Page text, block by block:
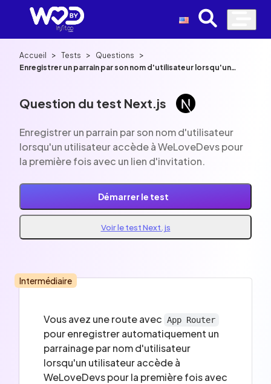
Accueil > Tests > Questions >
Enregistrer un parrain par son nom d'utilisateur lorsqu'un
Question du test Next.js
Enregistrer un parrain par son nom d'utilisateur
lorsqu'un utilisateur accède à WeLoveDevs pour
la première fois avec un lien d'invitation.
Démarrer le test
Voir le test Next.js
Intermédiaire
Vous avez une route avec App Router
pour enregistrer automatiquement un
parrainage par nom d'utilisateur
lorsqu'un utilisateur accède à
WeLoveDevs pour la première fois avec